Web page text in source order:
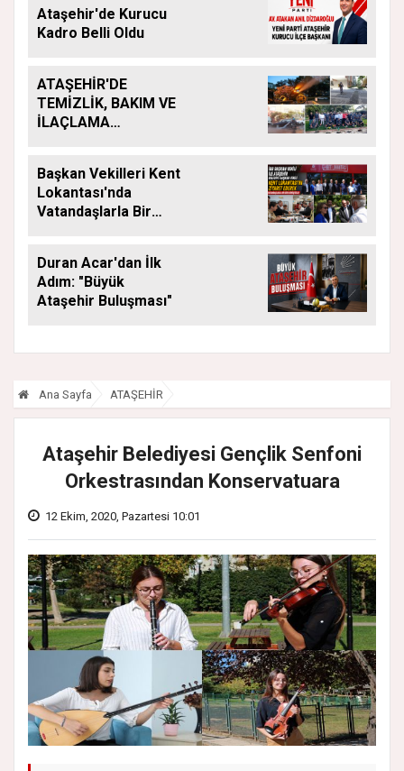
Ataşehir'de Kurucu
Kadro Belli Oldu
ATAŞEHİR'DE
TEMİZLİK, BAKIM VE
İLAÇLAMA
Başkan Vekilleri Kent
Lokantası'nda
Vatandaşlarla Bir
Duran Acar'dan İlk
Adım: "Büyük
Ataşehir Buluşması"
Ana Sayfa ATAŞEHİR
Ataşehir Belediyesi Gençlik Senfoni
Orkestrasından Konservatuara
12 Ekim, 2020, Pazartesi 10:01